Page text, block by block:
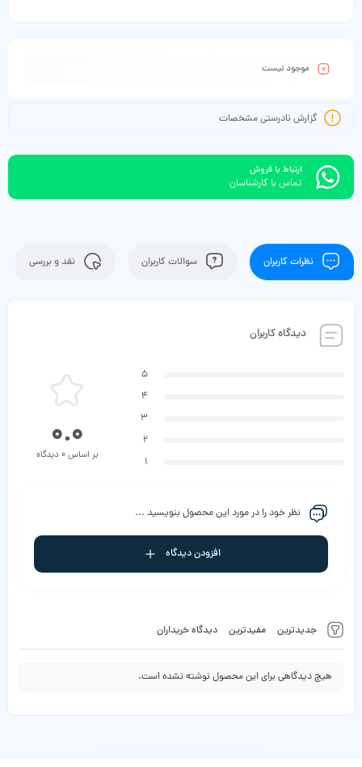
موجود نیست
گزارش نادرستی مشخصات
ارتباط با فروش
تماس با کارشناسان
نظرات کاربران سوالات کاربران نقد و بررسی
دیدگاه کاربران
جدیدترین مفیدترین دیدگاه خریداران
هیچ دیدگاهی برای این محصول نوشته نشده است.
5
4
3
2
1
0.0
بر اساس 0 دیدگاه
نظر خود را در مورد این محصول بنویسید ...
افزودن دیدگاه